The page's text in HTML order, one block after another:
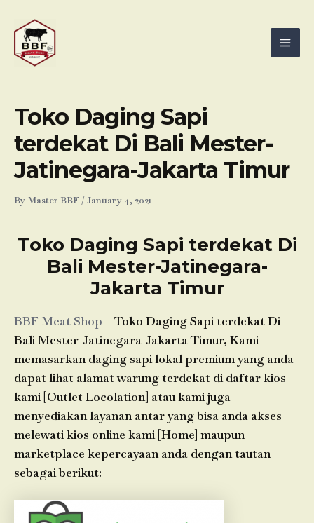
content
Toko Daging Sapi
terdekat Di Bali Mester-
Jatinegara-Jakarta Timur
By Master BBF /January 4, 2021
Toko Daging Sapi terdekat Di
Bali Mester-Jatinegara-
Jakarta Timur
BBF Meat Shop – Toko Daging Sapi terdekat Di
Bali Mester-Jatinegara-Jakarta Timur, Kami
memasarkan daging sapi lokal premium yang anda
dapat lihat alamat warung terdekat di daftar kios
kami [Outlet Locolation] atau kami juga
menyediakan layanan antar yang bisa anda akses
melewati kios online kami [Home] maupun
marketplace kepercayaan anda dengan tautan
sebagai berikut: